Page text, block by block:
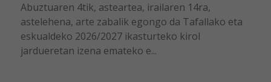
Abuztuaren 4tik, asteartea, irailaren 14ra,
astelehena, arte zabalik egongo da Tafallako eta
eskualdeko 2026/2027 ikasturteko kirol
jardueretan izena emateko e...